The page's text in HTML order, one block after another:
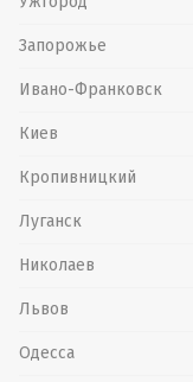
Запорожье
Ивано-Франковск
Киев
Кропивницкий
Луганск
Николаев
Львов
Одесса